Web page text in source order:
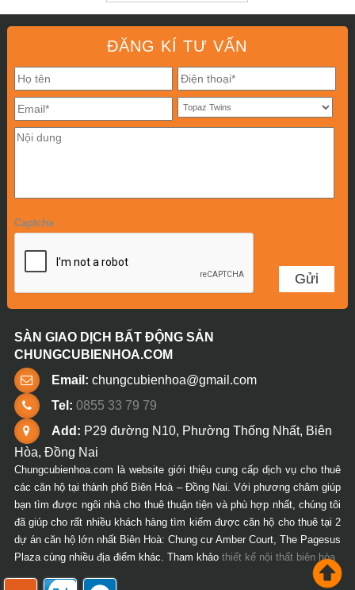
ĐĂNG KÍ TƯ VẤN
Captcha
SÀN GIAO DỊCH BẤT ĐỘNG SẢN
CHUNGCUBIENHOA.COM
Email: chungcubienhoa@gmail.com
Tel: 0855 33 79 79
Add: P29 đường N10, Phường Thống Nhất, Biên
Hòa, Đồng Nai
Chungcubienhoa.com là website giới thiệu cung cấp dịch vụ cho thuê
các căn hộ tại thành phố Biên Hoà – Đồng Nai. Với phương châm giúp
bạn tìm được ngôi nhà cho thuê thuận tiện và phù hợp nhất, chúng tôi
đã giúp cho rất nhiều khách hàng tìm kiếm được căn hộ cho thuê tại 2
dự án căn hộ lớn nhất Biên Hoà: Chung cư Amber Court, The Pagesus
Plaza cùng nhiều địa điểm khác. Tham khảo thiết kế nội thất biên hòa